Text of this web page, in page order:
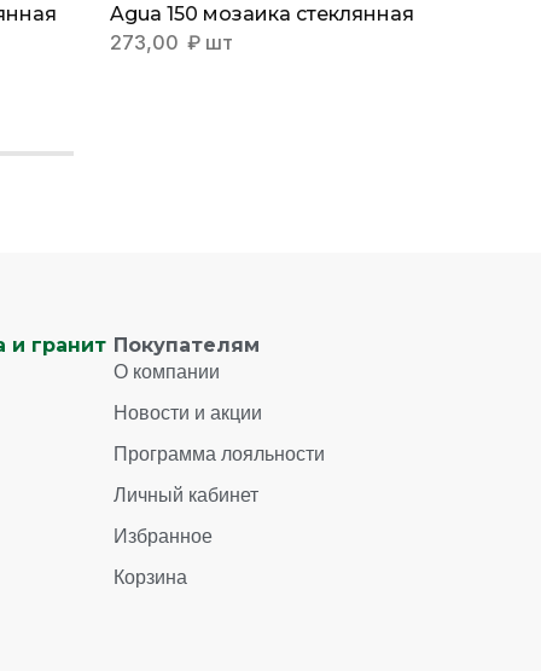
Agua 150 мозаика стеклянная
273,00 ₽ шт
и гранит Покупателям
О компании
Новости и акции
Программа лояльности
Личный кабинет
Избранное
Корзина